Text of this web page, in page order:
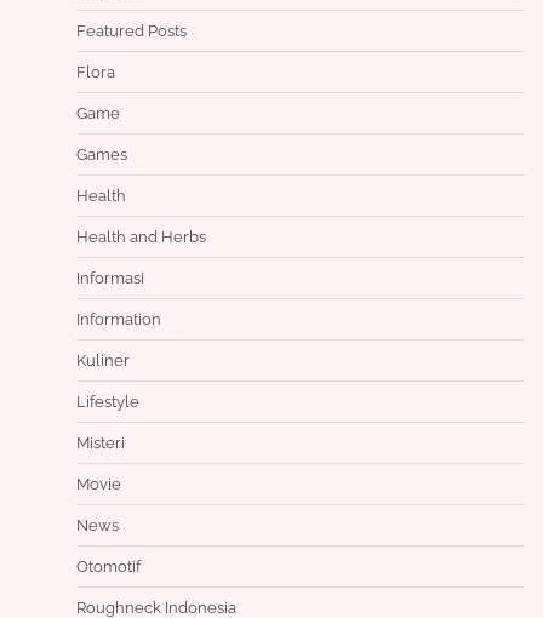
Featured Posts
Flora
Game
Games
Health
Health and Herbs
Informasi
Information
Kuliner
Lifestyle
Misteri
Movie
News
Otomotif
Roughneck Indonesia